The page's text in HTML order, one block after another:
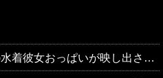
彼女おっぱいが映し出される